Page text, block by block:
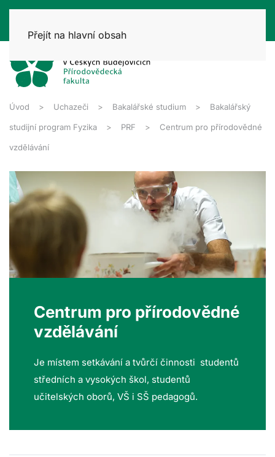
Přejít na hlavní obsah
Úvod Uchazeči Bakalářské studium Bakalářský
studijní program Fyzika PRF Centrum pro přírodovědné
vzdělávání
Centrum pro přírodovědné
vzdělávání
Je místem setkávání a tvůrčí činnosti studentů
středních a vysokých škol, studentů
učitelských oborů, VŠ i SŠ pedagogů.